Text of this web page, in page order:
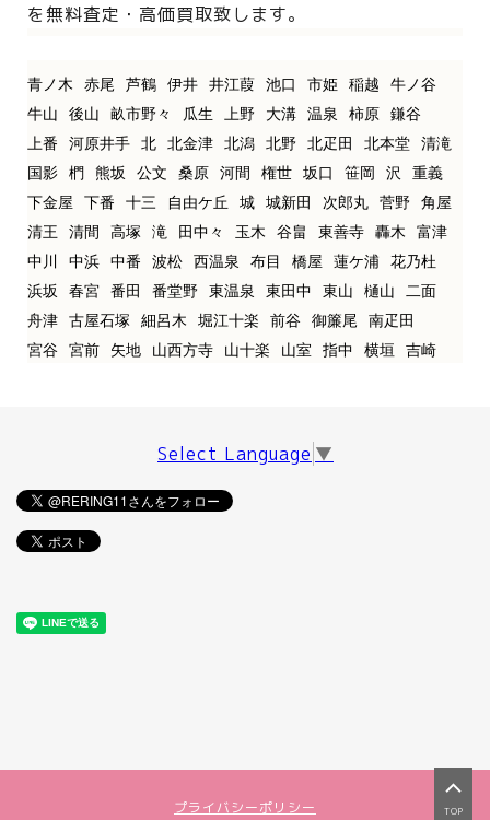
を無料査定・高価買取致します。
青ノ木 赤尾 芦鶴 伊井 井江葭 池口 市姫 稲越
牛ノ谷
牛山
後山 畝市野々 瓜生 上野 大溝 温泉 柿原
鎌谷
上番
河原井手 北 北金津 北潟 北野 北疋田 北本堂
清滝
国影
椚 熊坂 公文 桑原 河間 権世 坂口 笹岡 沢
重義
下金屋
下番 十三 自由ケ丘 城 城新田 次郎丸 菅野
角屋
清王
清間 高塚 滝 田中々 玉木 谷畠 東善寺 轟木
富津
中川
中浜 中番 波松 西温泉 布目 橋屋 蓮ケ浦
花乃杜
浜坂
春宮 番田 番堂野 東温泉 東田中 東山 樋山
二面
舟津
古屋石塚 細呂木 堀江十楽 前谷 御簾尾
南疋田
宮谷
宮前 矢地 山西方寺 山十楽 山室 指中 横垣 吉崎
Select Language ▼
プライバシーポリシー
TOP